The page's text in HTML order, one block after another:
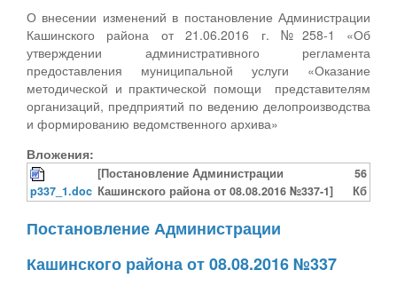
О внесении изменений в постановление Администрации
Кашинского района от 21.06.2016 г. №258-1 «Об
утверждении административного регламента
предоставления муниципальной услуги «Оказание
методической и практической помощи представителям
организаций, предприятий по ведению делопроизводства
и формированию ведомственного архива»
Вложения:
p337_1.doc
[Постановление Администрации
Кашинского района от 08.08.2016 №337-1]
56
Кб
Постановление Администрации
Кашинского района от 08.08.2016 №337